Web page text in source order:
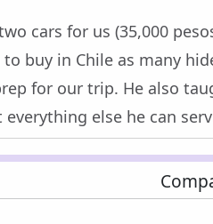
cars for us (35,000
buy in Chile as many
for our trip. He also
else he can